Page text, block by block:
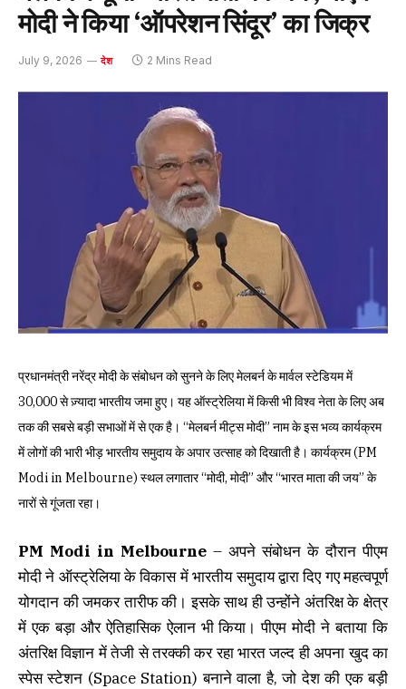
मोदी ने किया ‘ऑपरेशन सिंदूर’ का जिक्र
July 9, 2026 देश 2 Mins Read
प्रधानमंत्री नरेंद्र मोदी के संबोधन को सुनने के लिए मेलबर्न के मार्वल स्टेडियम में
30,000 से ज़्यादा भारतीय जमा हुए। यह ऑस्ट्रेलिया में किसी भी विश्व नेता के लिए अब
तक की सबसे बड़ी सभाओं में से एक है। “मेलबर्न मीट्स मोदी” नाम के इस भव्य कार्यक्रम
में लोगों की भारी भीड़ भारतीय समुदाय के अपार उत्साह को दिखाती है। कार्यक्रम (PM
Modi in Melbourne) स्थल लगातार “मोदी, मोदी” और “भारत माता की जय” के
नारों से गूंजता रहा।
PM Modi in Melbourne – अपने संबोधन के दौरान पीएम
मोदी ने ऑस्ट्रेलिया के विकास में भारतीय समुदाय द्वारा दिए गए महत्वपूर्ण
योगदान की जमकर तारीफ की। इसके साथ ही उन्होंने अंतरिक्ष के क्षेत्र
में एक बड़ा और ऐतिहासिक ऐलान भी किया। पीएम मोदी ने बताया कि
अंतरिक्ष विज्ञान में तेजी से तरक्की कर रहा भारत जल्द ही अपना खुद का
स्पेस स्टेशन (Space Station) बनाने वाला है, जो देश की एक बड़ी